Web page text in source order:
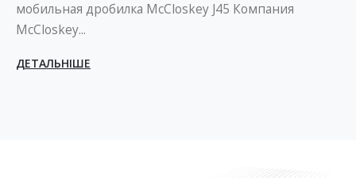
мобильная дробилка McCloskey J45 Компания
McCloskey...
ДЕТАЛЬНІШЕ